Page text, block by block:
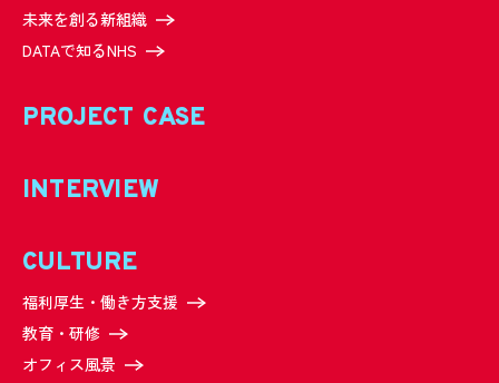
未来を創る新組織
DATAで知るNHS
PROJECT CASE
INTERVIEW
CULTURE
福利厚生・働き方支援
教育・研修
オフィス風景